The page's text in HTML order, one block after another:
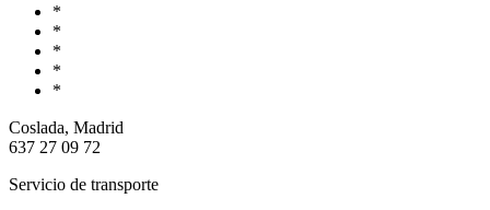
*
*
*
*
*
Coslada, Madrid
637 27 09 72
Servicio de transporte